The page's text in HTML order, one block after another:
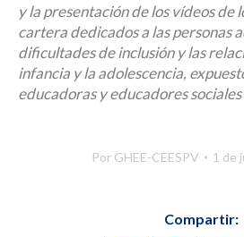
y la presentación de los vídeos de
cartera dedicados a las personas
dificultades de inclusión y las
infancia y la adolescencia,
educadoras y educadores
Por GHEE-CEESPV 1 de
Compartir: